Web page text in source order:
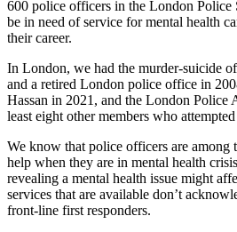
600 police officers in the London Police
be in need of service for mental health
their career.
In London, we had the murder-suicide
and a retired London police office in
Hassan in 2021, and the London Police
least eight other members who
We know that police officers are among
help when they are in mental health
revealing a mental health issue might
services that are available don’t
front-line first responders.